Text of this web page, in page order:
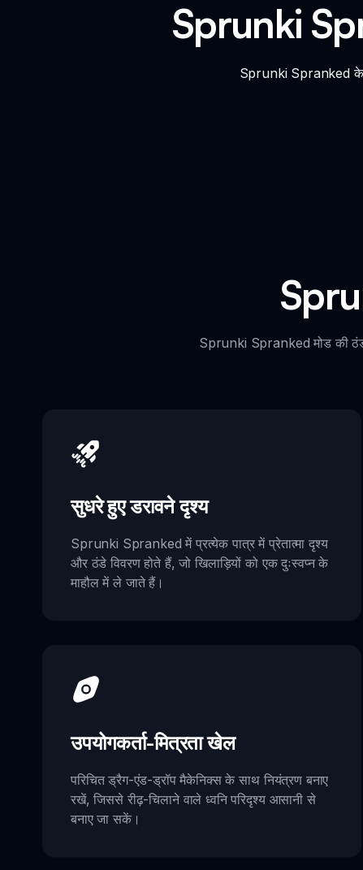
Sprunki
Sprunki Spranked के
Sprunki Spranked मोड की
सुधरे हुए डरावने दृश्य
Sprunki Spranked में प्रत्येक पात्र में प्रेतात्मा दृश्य
और ठंडे विवरण होते हैं, जो खिलाड़ियों को एक दुःस्वप्न के
माहौल में ले जाते हैं।
उपयोगकर्ता-मित्रता खेल
परिचित ड्रैग-एंड-ड्रॉप मैकेनिक्स के साथ नियंत्रण बनाए
रखें, जिससे रीढ़-चिलाने वाले ध्वनि परिदृश्य आसानी से
बनाए जा सकें।